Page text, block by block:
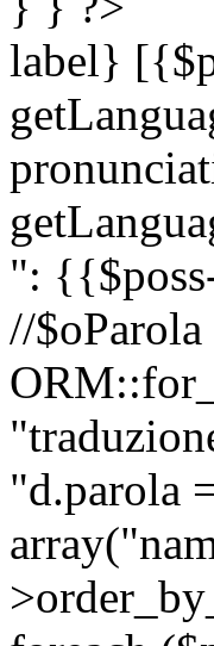
label}
":
//
"d.parola